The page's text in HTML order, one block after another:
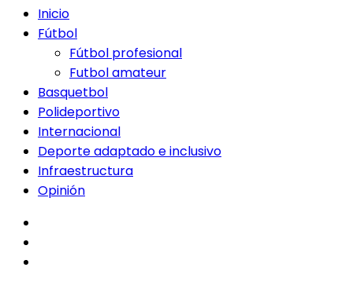
Inicio
Fútbol
Fútbol profesional
Futbol amateur
Basquetbol
Polideportivo
Internacional
Deporte adaptado e inclusivo
Infraestructura
Opinión